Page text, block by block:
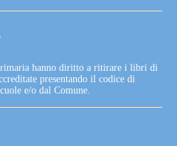
hanno diritto a ritirare i libri di
presentando il codice di
e/o dal Comune.